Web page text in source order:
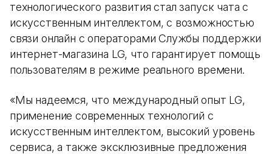
технологического развития стал запуск чата с
искусственным интеллектом, с возможностью
связи онлайн с операторами Службы поддержки
интернет-магазина LG, что гарантирует помощь
пользователям в режиме реального времени.
«Мы надеемся, что международный опыт LG,
применение современных технологий с
искусственным интеллектом, высокий уровень
сервиса, а также эксклюзивные предложения